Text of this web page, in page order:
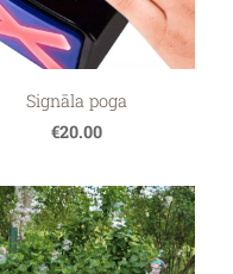
Signāla poga
€20.00